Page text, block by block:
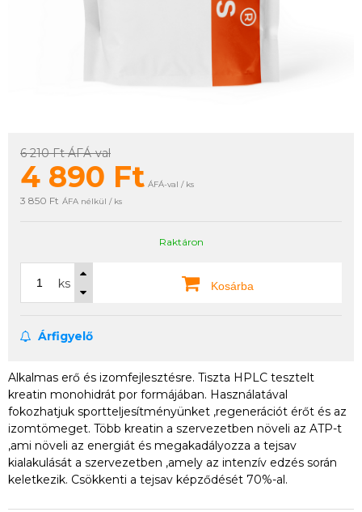
6 210 FtÁFÁ-val
4 890 Ft ÁFÁ-val / ks
3 850 Ft ÁFA nélkül / ks
Raktáron
ks Kosárba
Árfigyelő
Alkalmas erő és izomfejlesztésre. Tiszta HPLC tesztelt
kreatin monohidrát por formájában. Használatával
fokozhatjuk sportteljesítményünket ,regenerációt érőt és az
izomtömeget. Több kreatin a szervezetben növeli az ATP-t
,ami növeli az energiát és megakadályozza a tejsav
kialakulását a szervezetben ,amely az intenzív edzés során
keletkezik. Csökkenti a tejsav képződését 70%-al.